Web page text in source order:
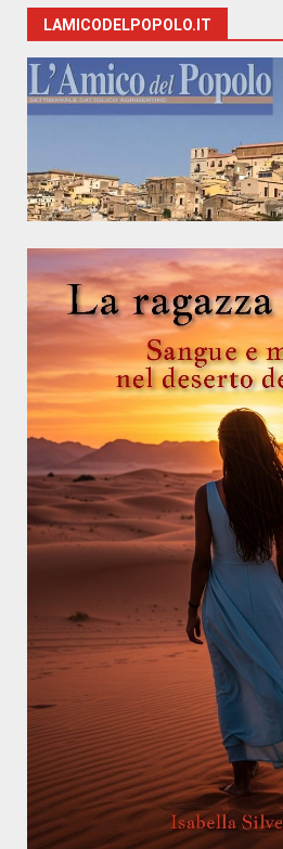
LAMICODELPOPOLO.IT